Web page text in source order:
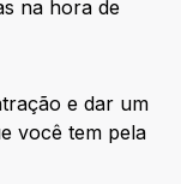
na hora de
e dar um
você tem pela